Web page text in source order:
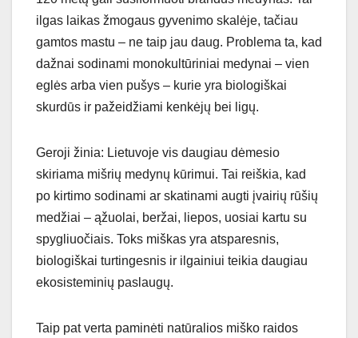
ilgas laikas žmogaus gyvenimo skalėje, tačiau
gamtos mastu – ne taip jau daug. Problema ta, kad
dažnai sodinami monokultūriniai medynai – vien
eglės arba vien pušys – kurie yra biologiškai
skurdūs ir pažeidžiami kenkėjų bei ligų.
Geroji žinia: Lietuvoje vis daugiau dėmesio
skiriama mišrių medynų kūrimui. Tai reiškia, kad
po kirtimo sodinami ar skatinami augti įvairių rūšių
medžiai – ąžuolai, beržai, liepos, uosiai kartu su
spygliuočiais. Toks miškas yra atsparesnis,
biologiškai turtingesnis ir ilgainiui teikia daugiau
ekosisteminių paslaugų.
Taip pat verta paminėti natūralios miško raidos